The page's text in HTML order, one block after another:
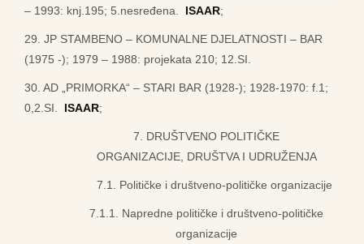
– 1993: knj.195; 5.nesređena.
ISAAR;
29. JP STAMBENO – KOMUNALNE DJELATNOSTI – BAR
(1975 -); 1979 – 1988: projekata 210; 12.SI.
30. AD „PRIMORKA“ – STARI BAR (1928-); 1928-1970: f.1;
0,2.SI.
ISAAR;
7. DRUŠTVENO POLITIČKE
ORGANIZACIJE, DRUŠTVA I UDRUŽENJA
7.1. Političke i društveno-političke organizacije
7.1.1. Napredne političke i društveno-političke
organizacije